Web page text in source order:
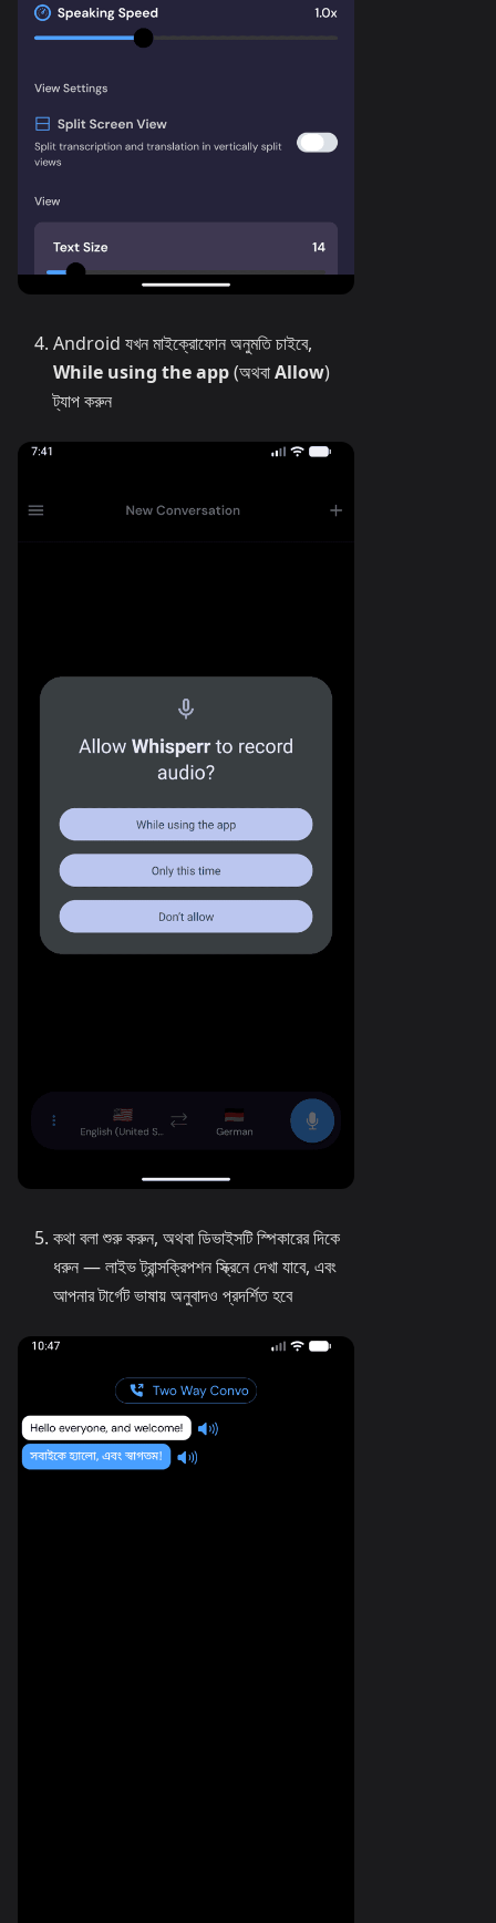
Android যখন মাইক্রোফোন অনুমতি চাইবে,
While using the app(অথবাAllow)
ট্যাপ করুন
কথা বলা শুরু করুন, অথবা ডিভাইসটি স্পিকারের দিকে
ধরুন — লাইভ ট্রান্সক্রিপশন স্ক্রিনে দেখা যাবে, এবং
আপনার টার্গেট ভাষায় অনুবাদও প্রদর্শিত হবে